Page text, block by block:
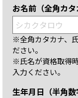
お名前（全角カタ
※全角カタカナ、
ださい。
※氏名が資格取得
入力ください。
生年月日（半角数